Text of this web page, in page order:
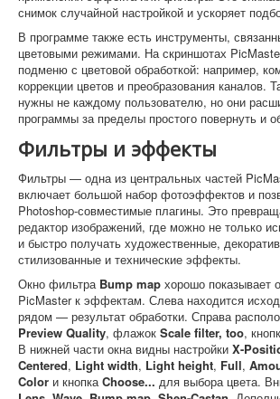
снимок случайной настройкой и ускоряет
В программе также есть инструменты,
цветовыми режимами. На скриншотах
подменю с цветовой обработкой: например,
коррекции цветов и преобразования каналов.
нужны не каждому пользователю, но они
программы за пределы простого повернуть и
Фильтры и эффекты
Фильтры — одна из центральных частей
включает большой набор фотоэффектов и
Photoshop-совместимые плагины. Это
редактор изображений, где можно не только
и быстро получать художественные,
стилизованные и технические эффекты.
Окно фильтра Bump map хорошо показывает
PicMaster к эффектам. Слева находится
рядом — результат обработки. Справа
Preview Quality, флажок Scale filter, too,
В нижней части окна видны настройки X-
Centered, Light width, Light height, Full,
Color и кнопка Choose... для выбора цвета.